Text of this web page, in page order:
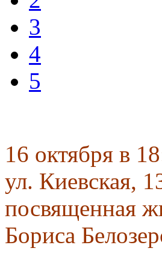
3
4
5
16 октября в
ул. Киевская,
посвященная
Бориса